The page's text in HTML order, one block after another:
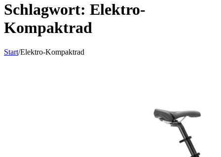
Schlagwort: Elektro-
Kompaktrad
Start/Elektro-Kompaktrad